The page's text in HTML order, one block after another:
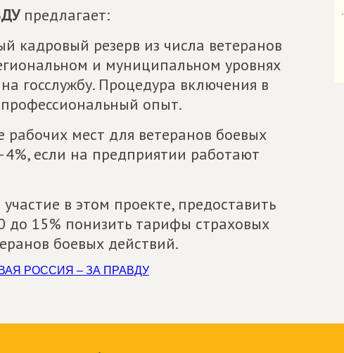
предлагает:
кадровый резерв из числа ветеранов
и муниципальном уровнях
госслужбу. Процедура включения в
опыт.
рабочих мест для ветеранов боевых
если на предприятии работают
в этом проекте, предоставить
до 15% понизить тарифы страховых
боевых действий.
РОССИЯ – ЗА ПРАВДУ
˙